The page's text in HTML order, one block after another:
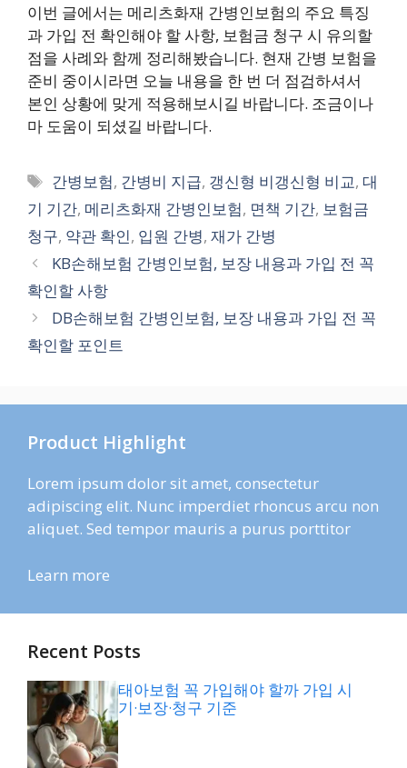
이번 글에서는 메리츠화재 간병인보험의 주요 특징
과 가입 전 확인해야 할 사항, 보험금 청구 시 유의할
점을 사례와 함께 정리해봤습니다. 현재 간병 보험을
준비 중이시라면 오늘 내용을 한 번 더 점검하셔서
본인 상황에 맞게 적용해보시길 바랍니다. 조금이나
마 도움이 되셨길 바랍니다.
태
그
간병보험, 간병비 지급, 갱신형 비갱신형 비교,대
기 기간, 메리츠화재 간병인보험, 면책 기간, 보험금
청구, 약관 확인, 입원 간병, 재가 간병
KB손해보험 간병인보험, 보장 내용과 가입 전 꼭
확인할 사항
DB손해보험 간병인보험, 보장 내용과 가입 전 꼭
확인할 포인트
Product Highlight
Lorem ipsum dolor sit amet, consectetur
adipiscing elit. Nunc imperdiet rhoncus arcu non
aliquet. Sed tempor mauris a purus porttitor
Learn more
Recent Posts
태아보험 꼭 가입해야 할까 가입 시
기·보장·청구 기준